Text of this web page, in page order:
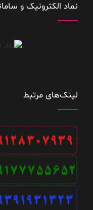
نماد الکترونیک و
لینک‌های مرتبط